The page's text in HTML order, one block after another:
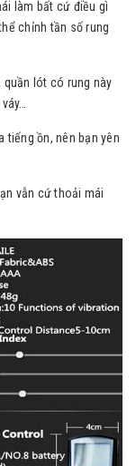
làm bất cứ điều gì
chỉnh tần số rung
quần lót có rung này
tiếng ồn, nên bạn yên
vẫn cứ thoải mái